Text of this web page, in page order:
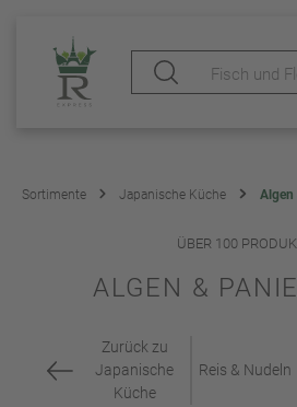
Sortimente Japanische Küche Algen
ÜBER 100
ALGEN &
Zurück zu
Japanische
Küche
Reis & Nudeln